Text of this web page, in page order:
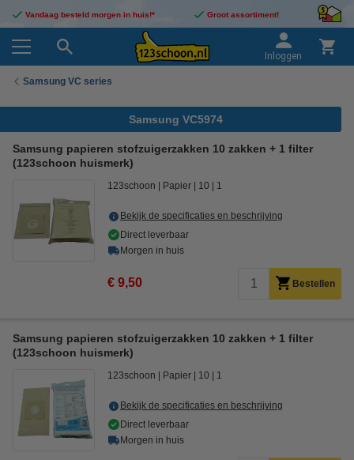
Vandaag besteld morgen in huis!* Groot assortiment!
Inloggen
Samsung VC series
Samsung VC5974
Samsung papieren stofzuigerzakken 10 zakken + 1 filter
(123schoon huismerk)
123schoon Papier 10 1
Bekijk de specificaties en beschrijving
Direct leverbaar
Morgen in huis
€ 9,50 Bestellen
Samsung papieren stofzuigerzakken 10 zakken + 1 filter
(123schoon huismerk)
123schoon Papier 10 1
Bekijk de specificaties en beschrijving
Direct leverbaar
Morgen in huis